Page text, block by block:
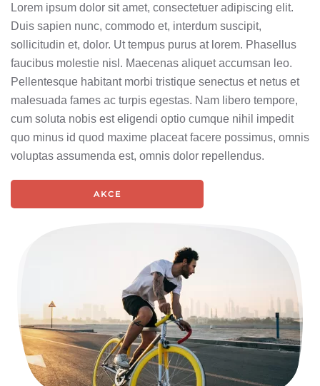
Lorem ipsum dolor sit amet, consectetuer adipiscing elit.
Duis sapien nunc, commodo et, interdum suscipit,
sollicitudin et, dolor. Ut tempus purus at lorem. Phasellus
faucibus molestie nisl. Maecenas aliquet accumsan leo.
Pellentesque habitant morbi tristique senectus et netus et
malesuada fames ac turpis egestas. Nam libero tempore,
cum soluta nobis est eligendi optio cumque nihil impedit
quo minus id quod maxime placeat facere possimus, omnis
voluptas assumenda est, omnis dolor repellendus.
AKCE